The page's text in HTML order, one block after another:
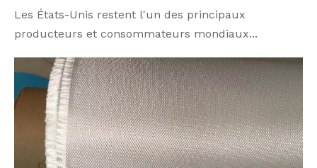
Les États-Unis restent l'un des principaux
producteurs et consommateurs mondiaux...